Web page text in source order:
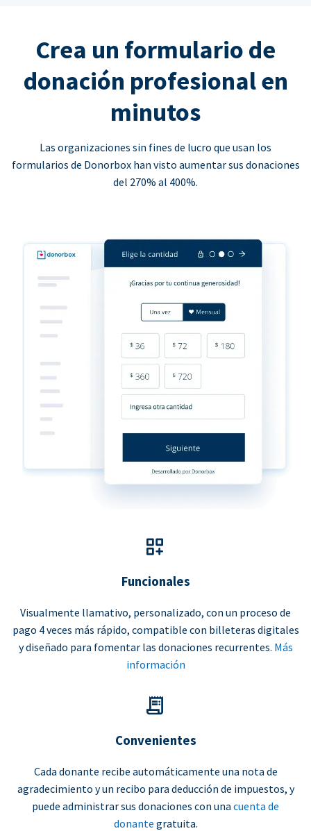
Crea un formulario de
donación profesional en
minutos
Las organizaciones sin fines de lucro que usan los
formularios de Donorbox han visto aumentar sus donaciones
del 270% al 400%.
Funcionales
Visualmente llamativo, personalizado, con un proceso de
pago 4 veces más rápido, compatible con billeteras digitales
y diseñado para fomentar las donaciones recurrentes. Más
información
Convenientes
Cada donante recibe automáticamente una nota de
agradecimiento y un recibo para deducción de impuestos, y
puede administrar sus donaciones con una cuenta de
donante gratuita.